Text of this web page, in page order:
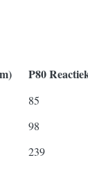
P80
85
98
239